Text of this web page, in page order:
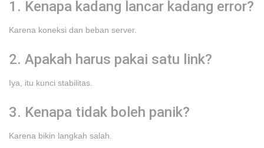
1. Kenapa kadang lancar kadang error?
Karena koneksi dan beban server.
2. Apakah harus pakai satu link?
Iya, itu kunci stabilitas.
3. Kenapa tidak boleh panik?
Karena bikin langkah salah.